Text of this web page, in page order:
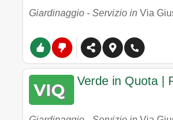
Giardinaggio - Servizio in Via
Verde in Quota |